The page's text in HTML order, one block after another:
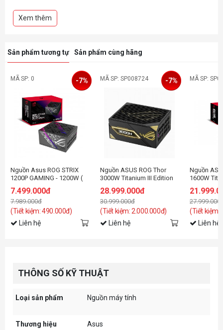
Xem thêm
Sản phẩm tương tự Sản phẩm cùng hãng
MÃ SP: 0
Nguồn Asus ROG STRIX
1200P GAMING - 1200W (
Modular)
7.499.000đ
7.989.000đ
(Tiết kiệm: 490.000đ)
-7%
Liên hệ
MÃ SP: SP008724
Nguồn ASUS ROG Thor
3000W Titanium III Edition
28.999.000đ
30.999.000đ
(Tiết kiệm: 2.000.000đ)
-7%
Liên hệ
MÃ SP:
Nguồn
1600W
(Tiết kiệm:
Liên hệ
THÔNG SỐ KỸ THUẬT
Loại sản phẩm Nguồn máy tính
Thương hiệu Asus